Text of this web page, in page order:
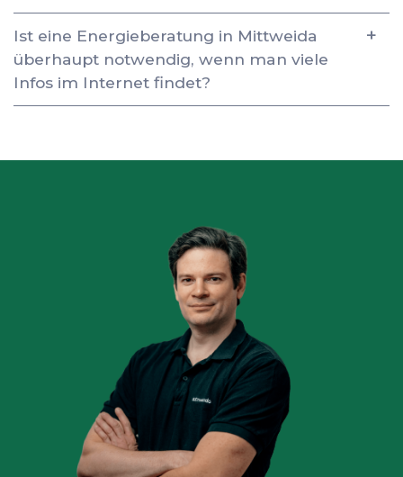
Ist eine Energieberatung in Mittweida
überhaupt notwendig, wenn man viele
Infos im Internet findet?